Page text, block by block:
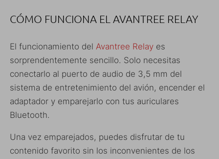
CÓMO FUNCIONA EL AVANTREE RELAY
El funcionamiento del Avantree Relay es
sorprendentemente sencillo. Solo necesitas
conectarlo al puerto de audio de 3,5 mm del
sistema de entretenimiento del avión, encender el
adaptador y emparejarlo con tus auriculares
Bluetooth.
Una vez emparejados, puedes disfrutar de tu
contenido favorito sin los inconvenientes de los